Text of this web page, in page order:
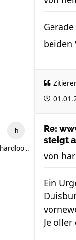
beiden
hardlooper
Re:
steigt
von
Ein
Je